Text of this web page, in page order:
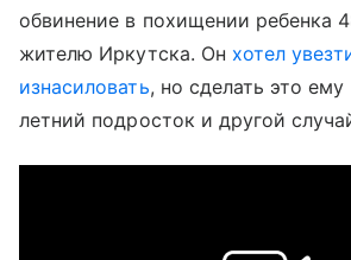
обвинение в похищении ребенка
жителю Иркутска. Он хотел
изнасиловать, но сделать это
летний подросток и другой